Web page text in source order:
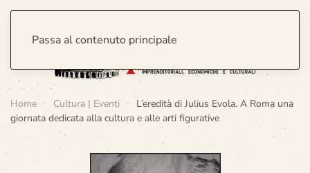
Passa al contenuto principale
Home Cultura | Eventi
L’eredità di Julius Evola. A Roma una
giornata dedicata alla cultura e alle arti figurative